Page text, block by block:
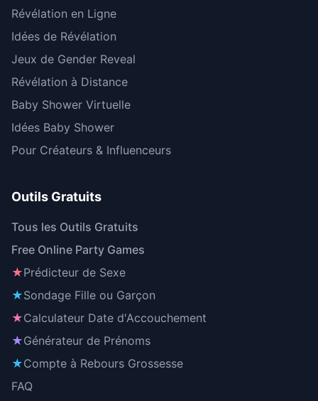
Révélation en Ligne
Idées de Révélation
Jeux de Gender Reveal
Révélation à Distance
Baby Shower Virtuelle
Idées Baby Shower
Pour Créateurs & Influenceurs
Outils Gratuits
Tous les Outils Gratuits
Free Online Party Games
★Prédicteur de Sexe
★Sondage Fille ou Garçon
★Calculateur Date d'Accouchement
★Générateur de Prénoms
★Compte à Rebours Grossesse
FAQ